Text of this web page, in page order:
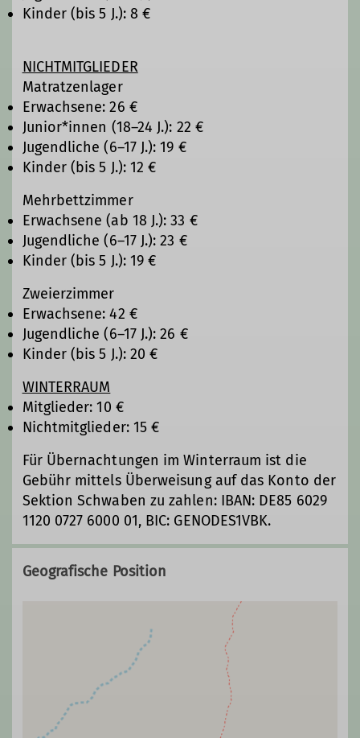
Kinder (bis 5 J.): 8 €
NICHTMITGLIEDER
Matratzenlager
Erwachsene: 26 €
Junior*innen (18–24 J.): 22 €
Jugendliche (6–17 J.): 19 €
Kinder (bis 5 J.): 12 €
Mehrbettzimmer
Erwachsene (ab 18 J.): 33 €
Jugendliche (6–17 J.): 23 €
Kinder (bis 5 J.): 19 €
Zweierzimmer
Erwachsene: 42 €
Jugendliche (6–17 J.): 26 €
Kinder (bis 5 J.): 20 €
WINTERRAUM
Mitglieder: 10 €
Nichtmitglieder: 15 €
Für Übernachtungen im Winterraum ist die
Gebühr mittels Überweisung auf das Konto der
Sektion Schwaben zu zahlen: IBAN: DE85 6029
1120 0727 6000 01, BIC: GENODES1VBK.
Geografische Position